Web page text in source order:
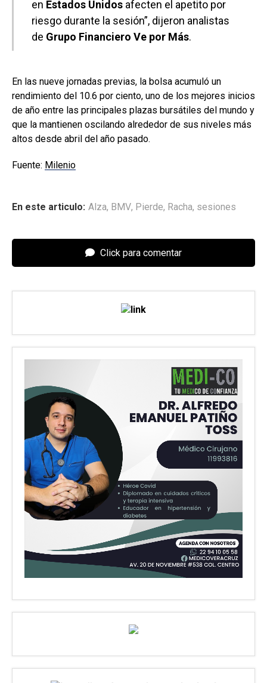
en Estados Unidos afecten el apetito por
riesgo durante la sesión”, dijeron analistas
de Grupo Financiero Ve por Más.
En las nueve jornadas previas, la bolsa acumuló un
rendimiento del 10.6 por ciento, uno de los mejores inicios
de año entre las principales plazas bursátiles del mundo y
que la mantienen oscilando alrededor de sus niveles más
altos desde abril del año pasado.
Fuente: Milenio
En este articulo: Alza, BMV, Pierde, Racha, sesiones
Click para comentar